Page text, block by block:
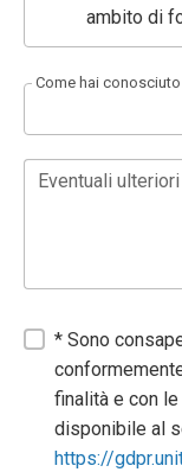
ambito di
Come hai
Eventuali
* Sono
finalità e con
disponibile al
https://